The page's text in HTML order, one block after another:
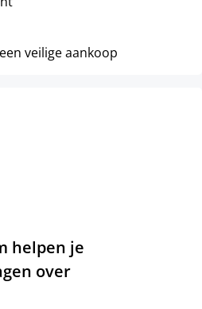
veilige aankoop
helpen je
over